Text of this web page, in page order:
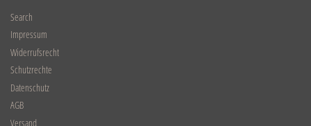
Search
Impressum
Widerrufsrecht
Schutzrechte
Datenschutz
AGB
Versand